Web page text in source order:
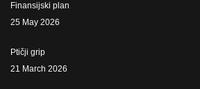
Finansijski plan
25 May 2026
Ptičji grip
21 March 2026